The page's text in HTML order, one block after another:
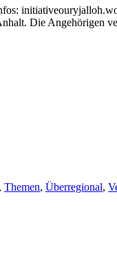
Die Angehörigen
, Themen, Überregional,